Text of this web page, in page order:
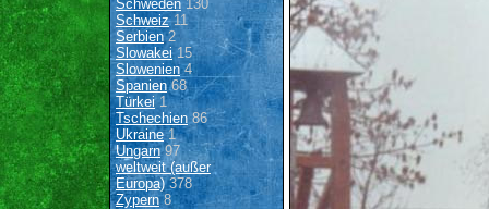
Schweden 130
Schweiz11
Serbien2
Slowakei15
Slowenien4
Spanien68
Türkei1
Tschechien 86
Ukraine1
Ungarn97
weltweit (außer
Europa)378
Zypern8